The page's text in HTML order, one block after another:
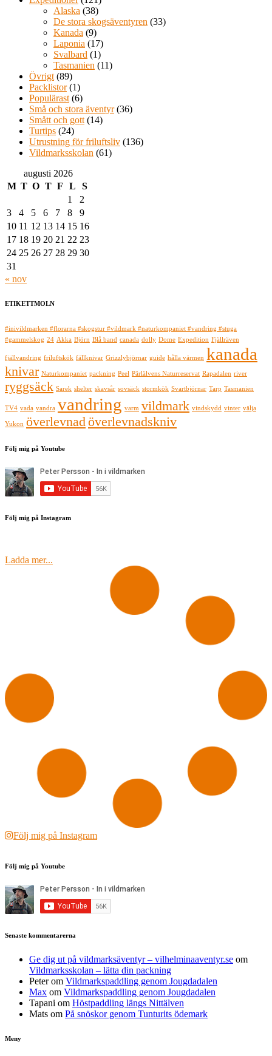
Alaska (38)
De stora skogsäventyren (33)
Kanada (9)
Laponia (17)
Svalbard (1)
Tasmanien (11)
Övrigt (89)
Packlistor(1)
Populärast (6)
Små och stora äventyr(36)
Smått och gott (14)
Turtips (24)
Utrustning för friluftsliv (136)
Vildmarksskolan (61)
augusti 2026
M T O T F L
S
1
2
3
4 5 6 7 8
9
10 11 12 13 14 15 16
17 18 19 20 21 22 23
24 25 26 27 28 29 30
31
« nov
ETIKETTMOLN
#inivildmarken #florarna #skogstur #vildmark #naturkompaniet #vandring #stuga
#gammelskog 24 Akka Björn Blå band canada dolly Dome Expedition Fjällräven
fjällvandring friluftskök fällknivar Grizzlybjörnar guide hålla värmen kanada
knivar Naturkompaniet packning Peel Pärlälvens Naturreservat Rapadalen river
ryggsäck Sarek shelter skavsår sovsäck stormkök Svartbjörnar Tarp Tasmanien
TV4 vada vandra vandring varm vildmark vindskydd vinter välja
Yukon överlevnadöverlevnadskniv
Följ mig på Youtube
Följ mig på Instagram
Ladda mer...
Följ mig på Instagram
Följ mig på Youtube
Senaste kommentarerna
Ge dig ut på vildmarksäventyr – vilhelminaaventyr.se om
Vildmarksskolan – lätta din packning
Peterom Vildmarkspaddling genom Jougdadalen
Max om Vildmarkspaddling genom Jougdadalen
Tapani om Höstpaddling längs Nittälven
Mats om På snöskor genom Tunturits ödemark
Meny